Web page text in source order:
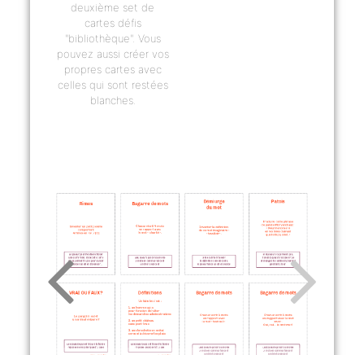
deuxième set de
cartes défis
"bibliothèque". Vous
pouvez aussi créer vos
propres cartes avec
celles qui sont restées
blanches.